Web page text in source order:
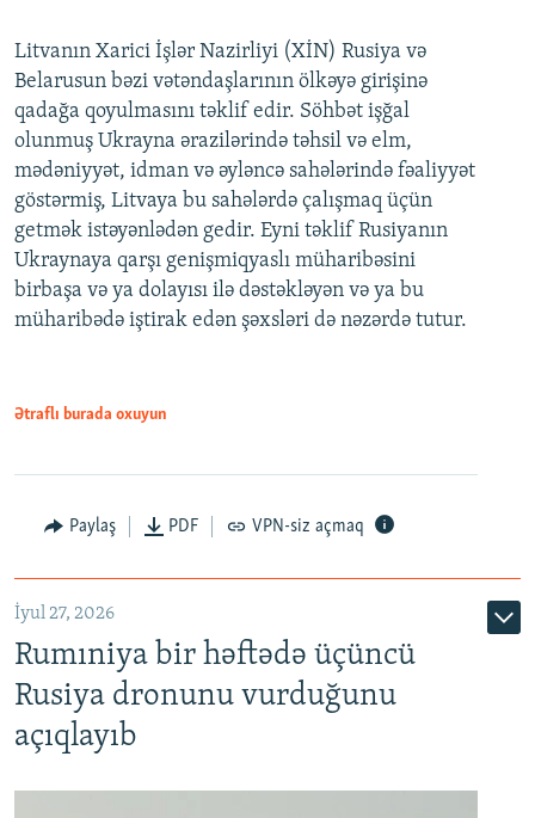
Litvanın Xarici İşlər Nazirliyi (XİN) Rusiya və
Belarusun bəzi vətəndaşlarının ölkəyə girişinə
qadağa qoyulmasını təklif edir. Söhbət işğal
olunmuş Ukrayna ərazilərində təhsil və elm,
mədəniyyət, idman və əyləncə sahələrində fəaliyyət
göstərmiş, Litvaya bu sahələrdə çalışmaq üçün
getmək istəyənlədən gedir. Eyni təklif Rusiyanın
Ukraynaya qarşı genişmiqyaslı müharibəsini
birbaşa və ya dolayısı ilə dəstəkləyən və ya bu
müharibədə iştirak edən şəxsləri də nəzərdə tutur.
Ətraflı burada oxuyun
Paylaş PDF VPN-siz açmaq
İyul 27, 2026
Rumıniya bir həftədə üçüncü
Rusiya dronunu vurduğunu
açıqlayıb